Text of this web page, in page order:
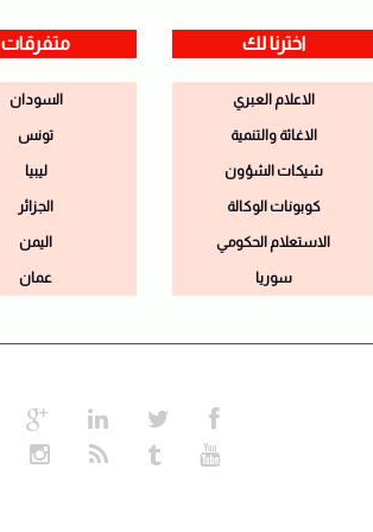
اخترنا لك
الاعلام العبري
الاغاثة والتنمية
شيكات الشؤون
كوبونات الوكالة
الاستعلام الحكومي
سوريا
متفرقات
السودان
تونس
ليبيا
الجزائر
اليمن
عمان